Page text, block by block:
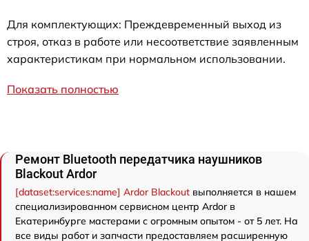
Для комплектующих: Преждевременный выход из
строя, отказ в работе или несоответствие заявленным
характеристикам при нормальном использовании.
Показать полностью
Ремонт Bluetooth передатчика наушников
Blackout Ardor
[dataset:services:name] Ardor Blackout выполняется в нашем
специализированном сервисном центр Ardor в
Екатеринбурге мастерами с огромным опытом - от 5 лет. На
все виды работ и запчасти предоставляем расширенную